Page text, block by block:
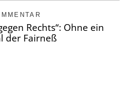
Rechts“: Ohne ein
der Fairneß